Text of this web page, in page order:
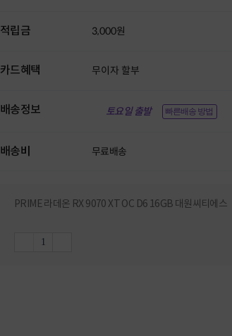
적립금 3,000원
카드혜택 무이자 할부
배송정보 토요일 출발 빠른배송 방법
배송비 무료배송
PRIME 라데온 RX 9070 XT OC D6 16GB 대원씨티에스